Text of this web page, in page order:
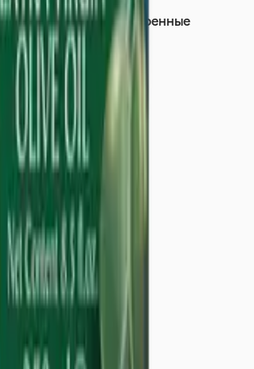
Европы. Только проверенные